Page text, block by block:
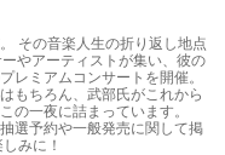
その音楽人生の折り返し地点
やアーティストが集い、彼の
レミアムコンサートを開催。
もちろん、武部氏がこれから
の一夜に詰まっています。
選予約や一般発売に関して掲
みに！